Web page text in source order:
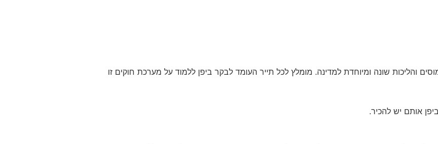
והליכות שונה ומיוחדת למדינה. מומלץ לכל תייר העומד לבקר ביפן ללמוד על מערכת חוקים זו
אותם יש להכיר.